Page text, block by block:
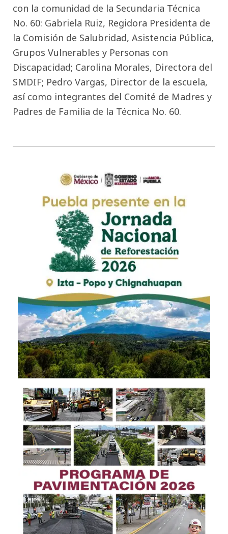
con la comunidad de la Secundaria Técnica
No. 60: Gabriela Ruiz, Regidora Presidenta de
la Comisión de Salubridad, Asistencia Pública,
Grupos Vulnerables y Personas con
Discapacidad; Carolina Morales, Directora del
SMDIF; Pedro Vargas, Director de la escuela,
así como integrantes del Comité de Madres y
Padres de Familia de la Técnica No. 60.